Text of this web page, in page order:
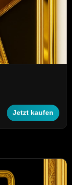
Jetzt kaufen